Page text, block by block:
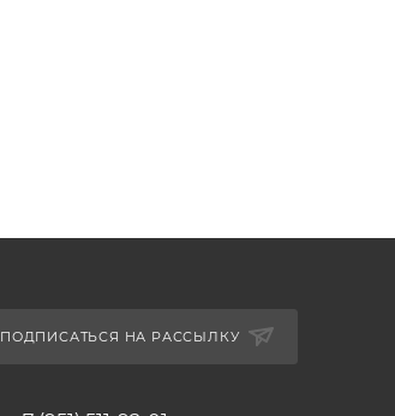
ПОДПИСАТЬСЯ НА РАССЫЛКУ